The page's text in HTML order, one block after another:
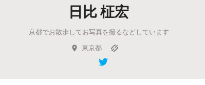
Feature
タグから探す キュレーターから探す 特集から探す
Legendary
日比 柾宏
京都でお散歩してお写真を撮るなどしています
東京都